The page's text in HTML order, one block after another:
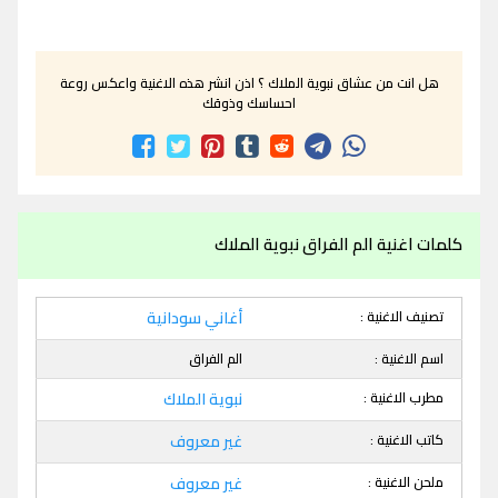
هل انت من عشاق نبوية الملاك ؟ اذن انشر هذه الاغنية واعكس روعة
احساسك وذوقك
كلمات اغنية الم الفراق نبوية الملاك
تصنيف الاغنية : أغاني سودانية
اسم الاغنية :
الم الفراق
مطرب الاغنية :
نبوية الملاك
كاتب الاغنية : غير معروف
ملحن الاغنية : غير معروف